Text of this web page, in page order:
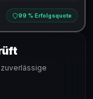
99 % Erfolgsquote